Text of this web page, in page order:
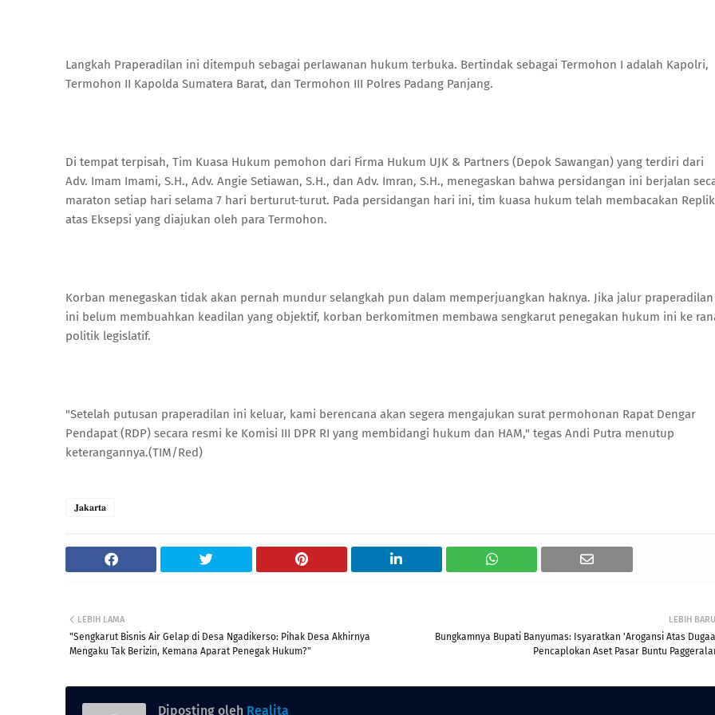
​Langkah Praperadilan ini ditempuh sebagai perlawanan hukum terbuka. Bertindak sebagai Termohon I adalah Kapolri,
Termohon II Kapolda Sumatera Barat, dan Termohon III Polres Padang Panjang.
​Di tempat terpisah, Tim Kuasa Hukum pemohon dari Firma Hukum UJK & Partners (Depok Sawangan) yang terdiri dari
Adv. Imam Imami, S.H., Adv. Angie Setiawan, S.H., dan Adv. Imran, S.H., menegaskan bahwa persidangan ini berjalan
maraton setiap hari selama 7 hari berturut-turut. Pada persidangan hari ini, tim kuasa hukum telah membacakan Replik
atas Eksepsi yang diajukan oleh para Termohon.
​Korban menegaskan tidak akan pernah mundur selangkah pun dalam memperjuangkan haknya. Jika jalur praperadilan
ini belum membuahkan keadilan yang objektif, korban berkomitmen membawa sengkarut penegakan hukum ini ke
politik legislatif.
​"Setelah putusan praperadilan ini keluar, kami berencana akan segera mengajukan surat permohonan Rapat Dengar
Pendapat (RDP) secara resmi ke Komisi III DPR RI yang membidangi hukum dan HAM," tegas Andi Putra menutup
keterangannya.(TIM/Red)
𝐉𝐚𝐤𝐚𝐫𝐭𝐚
LEBIH BARU
Bungkamnya Bupati Banyumas: Isyaratkan 'Arogansi Atas
Pencaplokan Aset Pasar Buntu
LEBIH LAMA
"Sengkarut Bisnis Air Gelap di Desa Ngadikerso: Pihak Desa Akhirnya
Mengaku Tak Berizin, Kemana Aparat Penegak Hukum?"
Diposting oleh Realita